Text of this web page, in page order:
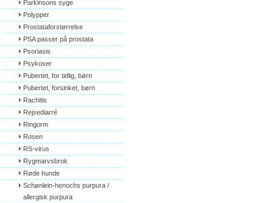
Parkinsons syge
Polypper
Prostataforstørrelse
PSA passer på prostata
Psoriasis
Psykoser
Pubertet, for tidlig, børn
Pubertet, forsinket, børn
Rachitis
Rejsediarré
Ringorm
Rosen
RS-virus
Rygmarvsbrok
Røde hunde
Schønlein-henochs purpura /
allergisk purpura